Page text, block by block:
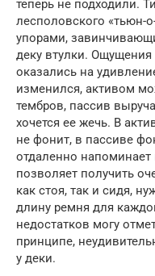
теперь не подходили.
лесполовского «тьюн-
упорами,
деку втулки. Ощущения
оказались на
изменился, активом
тембров, пассив
хочется ее жечь. В
не фонит, в пассиве
отдаленно напоминает
позволяет получить
как стоя, так и сидя,
длину ремня для
недостатков могу
принципе,
у деки.